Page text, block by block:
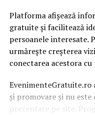
Platforma afișează
gratuite și facilitează
persoanele interesate.
urmărește creșterea
conectarea acestora
EvenimenteGratuite.ro
și promovare și nu
prezentate pe site.